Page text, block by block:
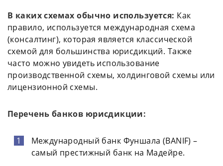
В каких схемах обычно используется: Как
правило, используется международная схема
(консалтинг), которая является классической
схемой для большинства юрисдикций. Также
часто можно увидеть использование
производственной схемы, холдинговой схемы или
лицензионной схемы.
Перечень банков юрисдикции:
Международный банк Фуншала (BANIF) –
самый престижный банк на Мадейре.